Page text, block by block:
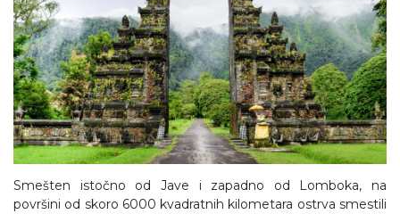
Smešten istočno od Jave i zapadno od Lomboka, na
površini od skoro 6000 kvadratnih kilometara ostrva smestili